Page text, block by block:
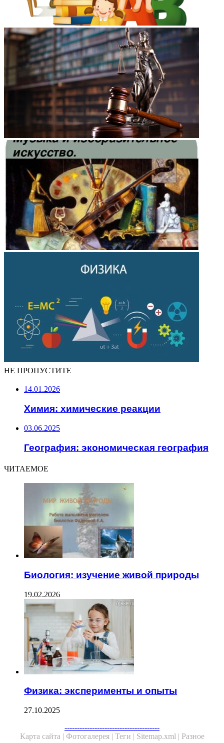
НЕ ПРОПУСТИТЕ
14.01.2026
Химия: химические реакции
03.06.2025
География: экономическая география
ЧИТАЕМОЕ
Биология: изучение живой природы
19.02.2026
Физика: эксперименты и опыты
27.10.2025
--------------------------------------
Карта сайта | Фотогалерея | Теги | Sitemap.xml | Разное